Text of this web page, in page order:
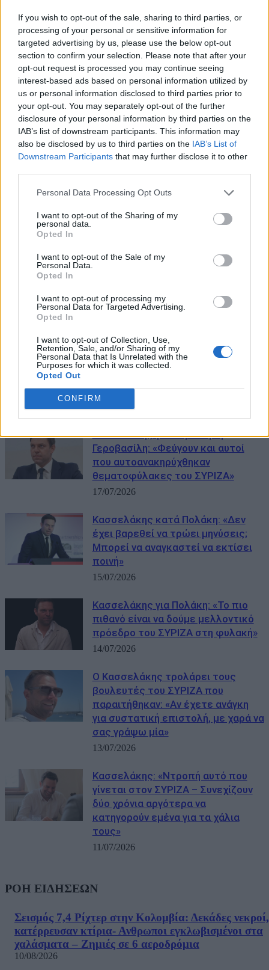
If you wish to opt-out of the sale, sharing to third parties, or
processing of your personal or sensitive information for
targeted advertising by us, please use the below opt-out
section to confirm your selection. Please note that after your
opt-out request is processed you may continue seeing
interest-based ads based on personal information utilized by
us or personal information disclosed to third parties prior to
your opt-out. You may separately opt-out of the further
disclosure of your personal information by third parties on the
IAB’s list of downstream participants. This information may
also be disclosed by us to third parties on the IAB’s List of
Downstream Participants that may further disclose it to other
Personal Data Processing Opt Outs
I want to opt-out of the Sharing of my
personal data.
Opted In
I want to opt-out of the Sale of my
Personal Data.
Opted In
I want to opt-out of processing my
Personal Data for Targeted Advertising.
Opted In
I want to opt-out of Collection, Use,
Retention, Sale, and/or Sharing of my
Personal Data that Is Unrelated with the
Purposes for which it was collected.
Opted Out
CONFIRM
ΜΠΟΡΕΙ ΝΑ ΣΑΣ ΕΝΔΙΑΦΕΡΕΙ
Σφοδρά πυρά Κασσελάκη κατά
Φάμελλου: «Ρε δεν ντρέπεστε να
για την καρέκλα»
22/07/2026
Κασσελάκης για παραίτηση
Γεροβασίλη: «Φεύγουν και αυτοί
που αυτοανακηρύχθηκαν
θεματοφύλακες του ΣΥΡΙΖΑ»
17/07/2026
Κασσελάκης κατά Πολάκη: «Δεν
έχει βαρεθεί να τρώει μηνύσεις;
Μπορεί να αναγκαστεί να εκτίσει
ποινή»
15/07/2026
Κασσελάκης για Πολάκη: «Το πιο
πιθανό είναι να δούμε μελλοντικό
πρόεδρο του ΣΥΡΙΖΑ στη φυλακή»
14/07/2026
Ο Κασσελάκης τρολάρει τους
βουλευτές του ΣΥΡΙΖΑ που
παραιτήθηκαν: «Αν έχετε ανάγκη
για συστατική επιστολή, με χαρά να
σας γράψω μία»
13/07/2026
Κασσελάκης: «Ντροπή αυτό που
γίνεται στον ΣΥΡΙΖΑ – Συνεχίζουν
δύο χρόνια αργότερα να
κατηγορούν εμένα για τα χάλια
τους»
11/07/2026
ΡΟΗ ΕΙΔΗΣΕΩΝ
Σεισμός 7,4 Ρίχτερ στην Κολομβία: Δεκάδες νεκροί,
κατέρρευσαν κτίρια- Ανθρωποι εγκλωβισμένοι στα
χαλάσματα – Ζημιές σε 6 αεροδρόμια
10/08/2026